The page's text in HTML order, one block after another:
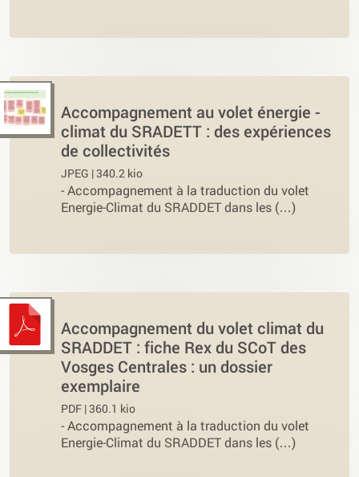
Accompagnement au volet énergie -
climat du SRADETT : des expériences
de collectivités
JPEG | 340.2 kio
-Accompagnement à la traduction du volet
Energie-Climat du SRADDET dans les (…)
Accompagnement du volet climat du
SRADDET : fiche Rex du SCoT des
Vosges Centrales : un dossier
exemplaire
PDF | 360.1 kio
-Accompagnement à la traduction du volet
Energie-Climat du SRADDET dans les (…)